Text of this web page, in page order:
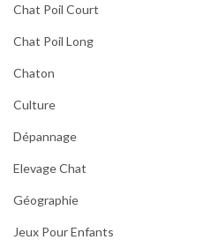
Chat Poil Court
Chat Poil Long
Chaton
Culture
Dépannage
Elevage Chat
Géographie
Jeux Pour Enfants